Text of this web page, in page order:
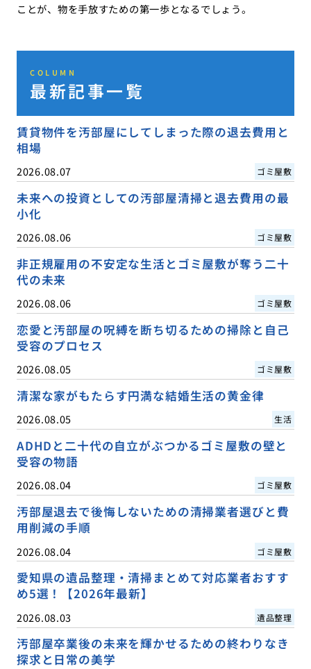
ことが、物を手放すための第一歩となるでしょう。
COLUMN
最新記事一覧
賃貸物件を汚部屋にしてしまった際の退去費用と
相場
2026.08.07 ゴミ屋敷
未来への投資としての汚部屋清掃と退去費用の最
小化
2026.08.06 ゴミ屋敷
非正規雇用の不安定な生活とゴミ屋敷が奪う二十
代の未来
2026.08.06 ゴミ屋敷
恋愛と汚部屋の呪縛を断ち切るための掃除と自己
受容のプロセス
2026.08.05 ゴミ屋敷
清潔な家がもたらす円満な結婚生活の黄金律
2026.08.05 生活
ADHDと二十代の自立がぶつかるゴミ屋敷の壁と
受容の物語
2026.08.04 ゴミ屋敷
汚部屋退去で後悔しないための清掃業者選びと費
用削減の手順
2026.08.04 ゴミ屋敷
愛知県の遺品整理・清掃まとめて対応業者おすす
め5選！【2026年最新】
2026.08.03 遺品整理
汚部屋卒業後の未来を輝かせるための終わりなき
探求と日常の美学